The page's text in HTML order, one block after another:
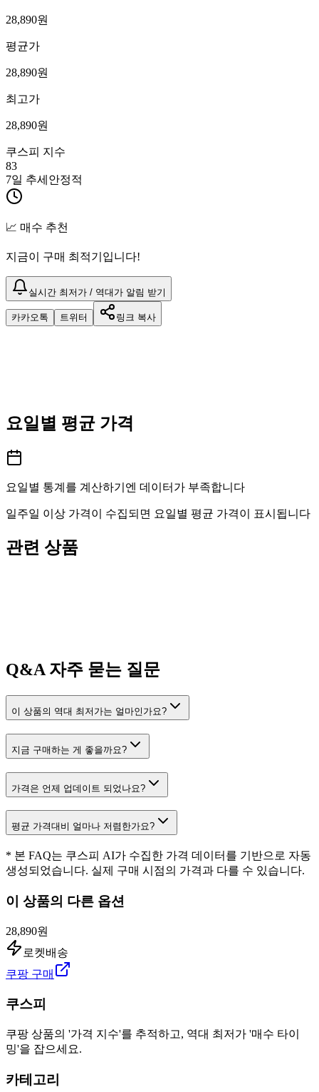
28,890원
평균가
28,890원
최고가
28,890원
쿠스피 지수
83
7일 추세 안정적
📈 매수 추천
지금이 구매 최적기입니다!
실시간 최저가 / 역대가 알림 받기
카카오톡 트위터 링크 복사
요일별 평균 가격
요일별 통계를 계산하기엔 데이터가 부족합니다
일주일 이상 가격이 수집되면 요일별 평균 가격이 표시됩니다
관련 상품
Q&A자주 묻는 질문
이 상품의 역대 최저가는 얼마인가요?
지금 구매하는 게 좋을까요?
가격은 언제 업데이트 되었나요?
평균 가격대비 얼마나 저렴한가요?
* 본 FAQ는 쿠스피 AI가 수집한 가격 데이터를 기반으로 자동
생성되었습니다. 실제 구매 시점의 가격과 다를 수 있습니다.
이 상품의 다른 옵션
28,890원
로켓배송
쿠팡 구매
쿠스피
쿠팡 상품의 '가격 지수'를 추적하고, 역대 최저가 '매수 타이
밍'을 잡으세요.
카테고리